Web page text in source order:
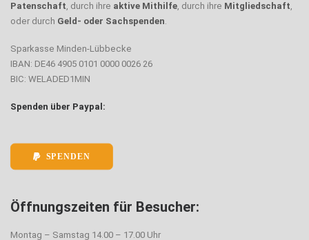
Patenschaft, durch ihre aktive Mithilfe, durch ihre Mitgliedschaft,
oder durch Geld- oder Sachspenden.
Sparkasse Minden-Lübbecke
IBAN: DE46 4905 0101 0000 0026 26
BIC: WELADED1MIN
Spenden über Paypal:
SPENDEN
Öffnungszeiten für Besucher:
Montag – Samstag 14.00 – 17.00 Uhr